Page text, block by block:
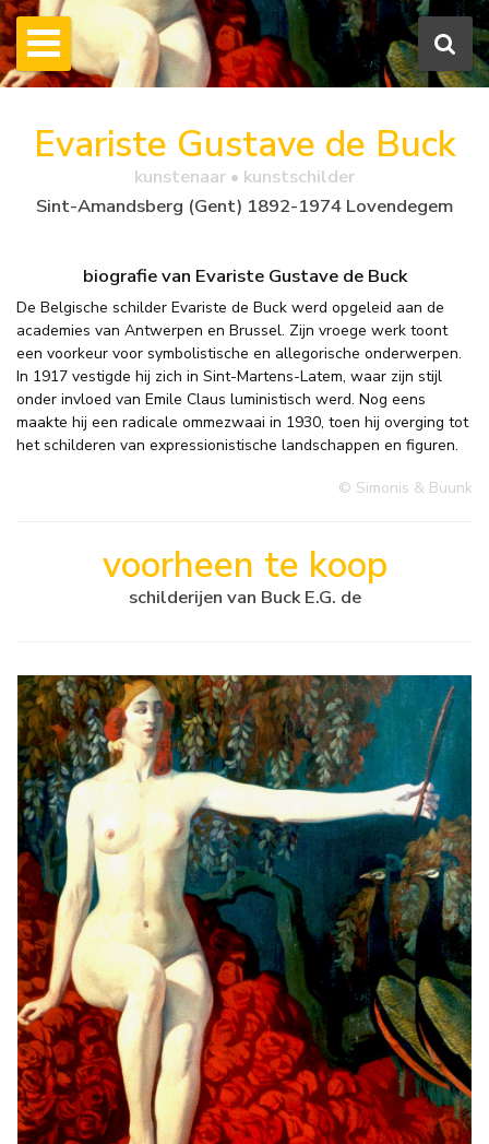
Evariste Gustave de Buck
kunstenaar • kunstschilder
Sint-Amandsberg (Gent) 1892-1974 Lovendegem
biografie van Evariste Gustave de Buck
De Belgische schilder Evariste de Buck werd opgeleid aan de
academies van Antwerpen en Brussel. Zijn vroege werk toont
een voorkeur voor symbolistische en allegorische onderwerpen.
In 1917 vestigde hij zich in Sint-Martens-Latem, waar zijn stijl
onder invloed van Emile Claus luministisch werd. Nog eens
maakte hij een radicale ommezwaai in 1930, toen hij overging tot
het schilderen van expressionistische landschappen en figuren.
© Simonis & Buunk
voorheen te koop
schilderijen van Buck E.G. de